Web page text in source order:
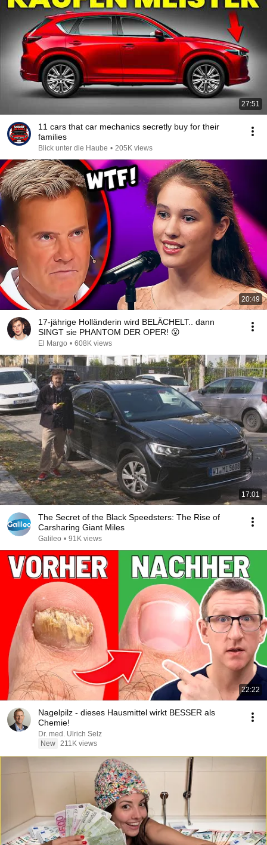
27:51
11 cars that car mechanics secretly buy for their
families
Blick unter die Haube • 205K views
20:49
17-jährige Holländerin wird BELÄCHELT.. dann
SINGT sie PHANTOM DER OPER! 😮
El Margo • 608K views
17:01
The Secret of the Black Speedsters: The Rise of
Carsharing Giant Miles
Galileo • 91K views
22:22
Nagelpilz - dieses Hausmittel wirkt BESSER als
Chemie!
Dr. med. Ulrich Selz
New 211K views